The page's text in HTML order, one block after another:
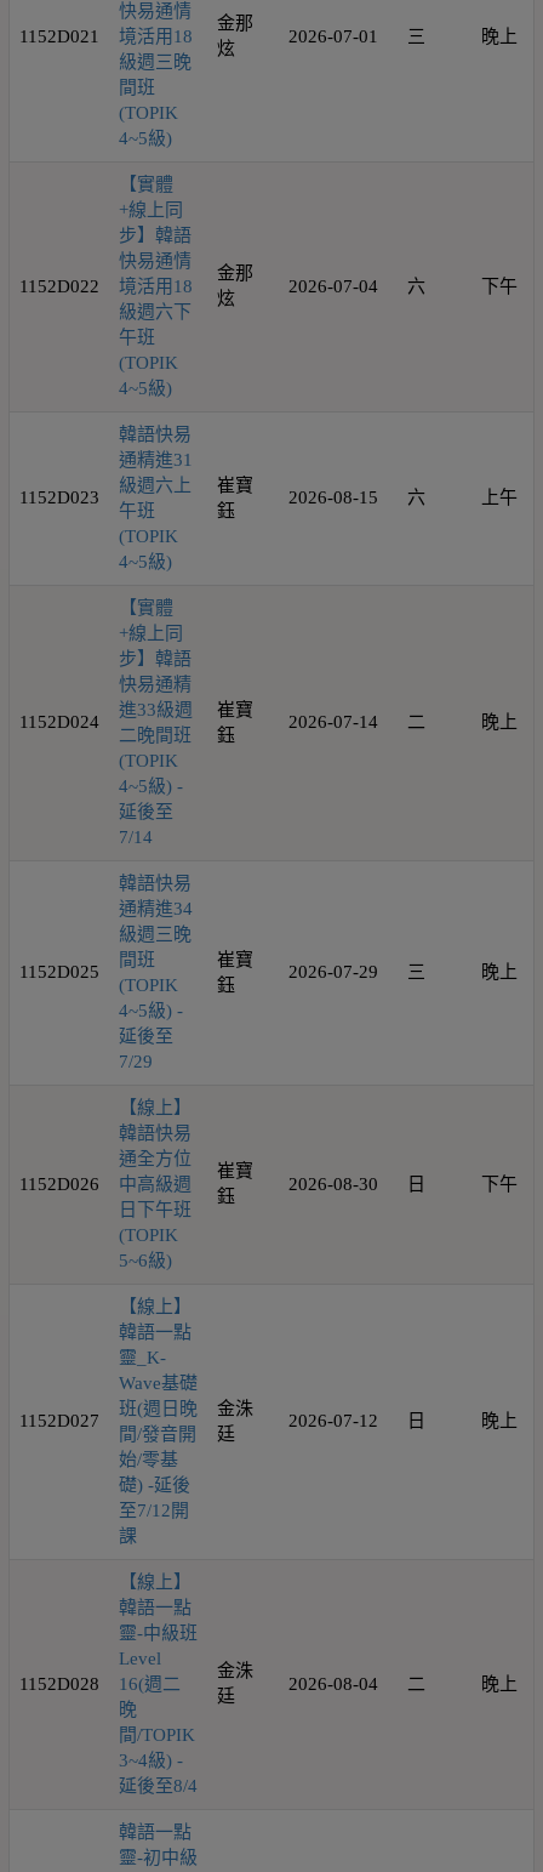
1152D021
快易通情
境活用18
級週三晚
間班
(TOPIK
4~5級)
金那
炫
2026-07-01 三 晚上
1152D022
【實體
+線上同
步】韓語
快易通情
境活用18
級週六下
午班
(TOPIK
4~5級)
金那
炫
2026-07-04 六 下午
1152D023
韓語快易
通精進31
級週六上
午班
(TOPIK
4~5級)
崔寶
鈺
2026-08-15 六 上午
1152D024
【實體
+線上同
步】韓語
快易通精
進33級週
二晚間班
(TOPIK
4~5級) -
延後至
7/14
崔寶
鈺
2026-07-14 二 晚上
1152D025
韓語快易
通精進34
級週三晚
間班
(TOPIK
4~5級) -
延後至
7/29
崔寶
鈺
2026-07-29 三 晚上
1152D026
【線上】
韓語快易
通全方位
中高級週
日下午班
(TOPIK
5~6級)
崔寶
鈺
2026-08-30 日 下午
1152D027
【線上】
韓語一點
靈_K-
Wave基礎
班(週日晚
間/發音開
始/零基
礎) -延後
至7/12開
課
金洙
廷
2026-07-12 日 晚上
1152D028
【線上】
韓語一點
靈-中級班
Level
16(週二
晚
間/TOPIK
3~4級) -
延後至8/4
金洙
廷
2026-08-04 二 晚上
韓語一點
靈-初中級